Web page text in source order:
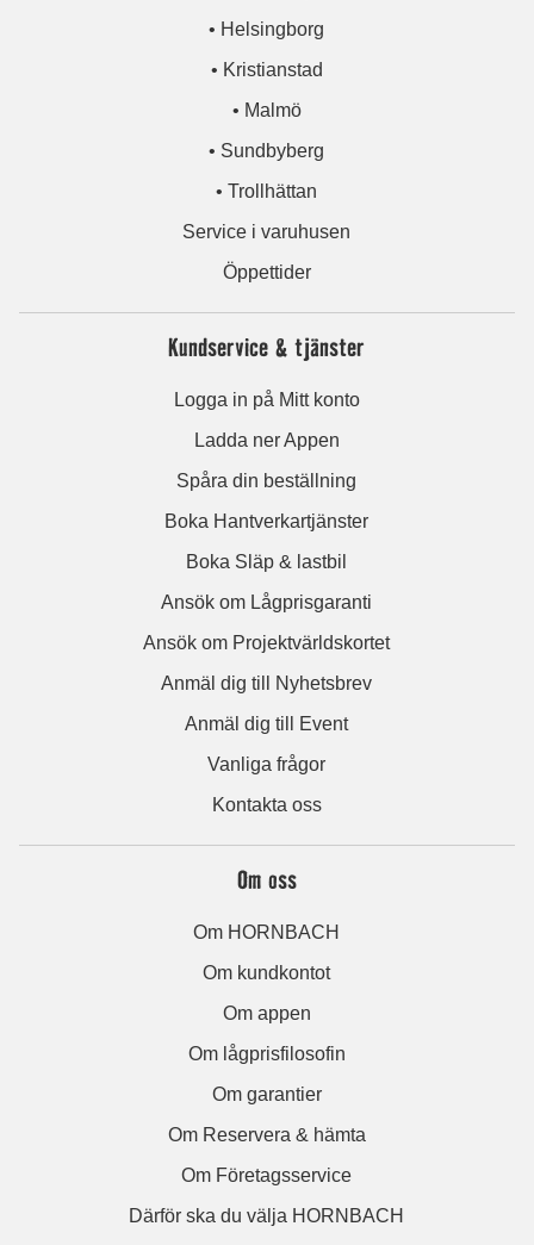
• Helsingborg
• Kristianstad
• Malmö
• Sundbyberg
• Trollhättan
Service i varuhusen
Öppettider
Kundservice & tjänster
Logga in på Mitt konto
Ladda ner Appen
Spåra din beställning
Boka Hantverkartjänster
Boka Släp & lastbil
Ansök om Lågprisgaranti
Ansök om Projektvärldskortet
Anmäl dig till Nyhetsbrev
Anmäl dig till Event
Vanliga frågor
Kontakta oss
Om oss
Om HORNBACH
Om kundkontot
Om appen
Om lågprisfilosofin
Om garantier
Om Reservera & hämta
Om Företagsservice
Därför ska du välja HORNBACH